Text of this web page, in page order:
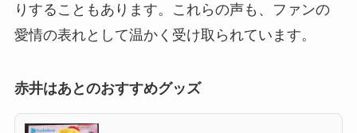
りすることもあります。これらの声も、ファンの
愛情の表れとして温かく受け取られています。
赤井はあとのおすすめグッズ